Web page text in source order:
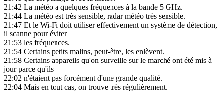
21:42 La météo a quelques fréquences à la bande 5 GHz.
21:44 La météo est très sensible, radar météo très sensible.
21:47 Et le Wi-Fi doit utiliser effectivement un système de détection,
il scanne pour éviter
21:53 les fréquences.
21:54 Certains petits malins, peut-être, les enlèvent.
21:58 Certains appareils qu'on surveille sur le marché ont été mis à
jour parce qu'ils
22:02 n'étaient pas forcément d'une grande qualité.
22:04 Mais en tout cas, on trouve très régulièrement.